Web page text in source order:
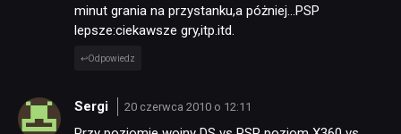
minut grania na przystanku,a póżniej…PSP
lepsze:ciekawsze gry,itp.itd.
Odpowiedz
Sergi 20 czerwca 2010 o 12:11